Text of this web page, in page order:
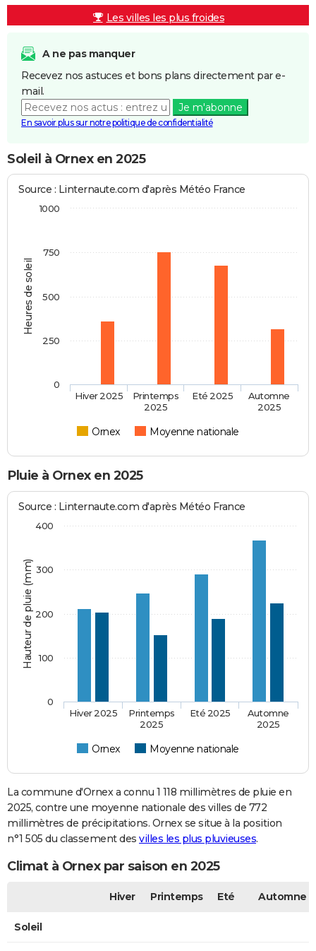
Les villes les plus froides
A ne pas manquer
Recevez nos astuces et bons plans directement par e-
mail.
Je m'abonne
En savoir plus sur notre politique de confidentialité
Soleil à Ornex en 2025
Heures de soleil
Source : Linternaute.com d'après Météo France
Ornex Moyenne nationale
Hiver 2025
Printemps
2025
Eté 2025
Automne
2025
0
250
500
750
1000
Pluie à Ornex en 2025
Hauteur de pluie (mm)
Source : Linternaute.com d'après Météo France
Ornex Moyenne nationale
Hiver 2025
Printemps
2025
Eté 2025
Automne
2025
0
100
200
300
400
La commune d'Ornex a connu 1 118 millimètres de pluie en
2025, contre une moyenne nationale des villes de 772
millimètres de précipitations. Ornex se situe à la position
n°1 505 du classement des villes les plus pluvieuses.
Climat à Ornex par saison en 2025
Hiver Printemps Eté Automne
Soleil